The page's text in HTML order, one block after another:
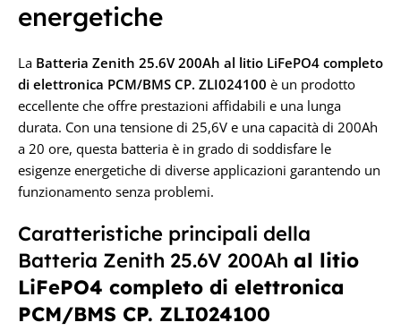
energetiche
La Batteria Zenith 25.6V 200Ah al litio LiFePO4 completo
di elettronica PCM/BMS CP. ZLI024100 è un prodotto
eccellente che offre prestazioni affidabili e una lunga
durata. Con una tensione di 25,6V e una capacità di 200Ah
a 20 ore, questa batteria è in grado di soddisfare le
esigenze energetiche di diverse applicazioni garantendo un
funzionamento senza problemi.
Caratteristiche principali della
Batteria Zenith 25.6V 200Ah al litio
LiFePO4 completo di elettronica
PCM/BMS CP. ZLI024100